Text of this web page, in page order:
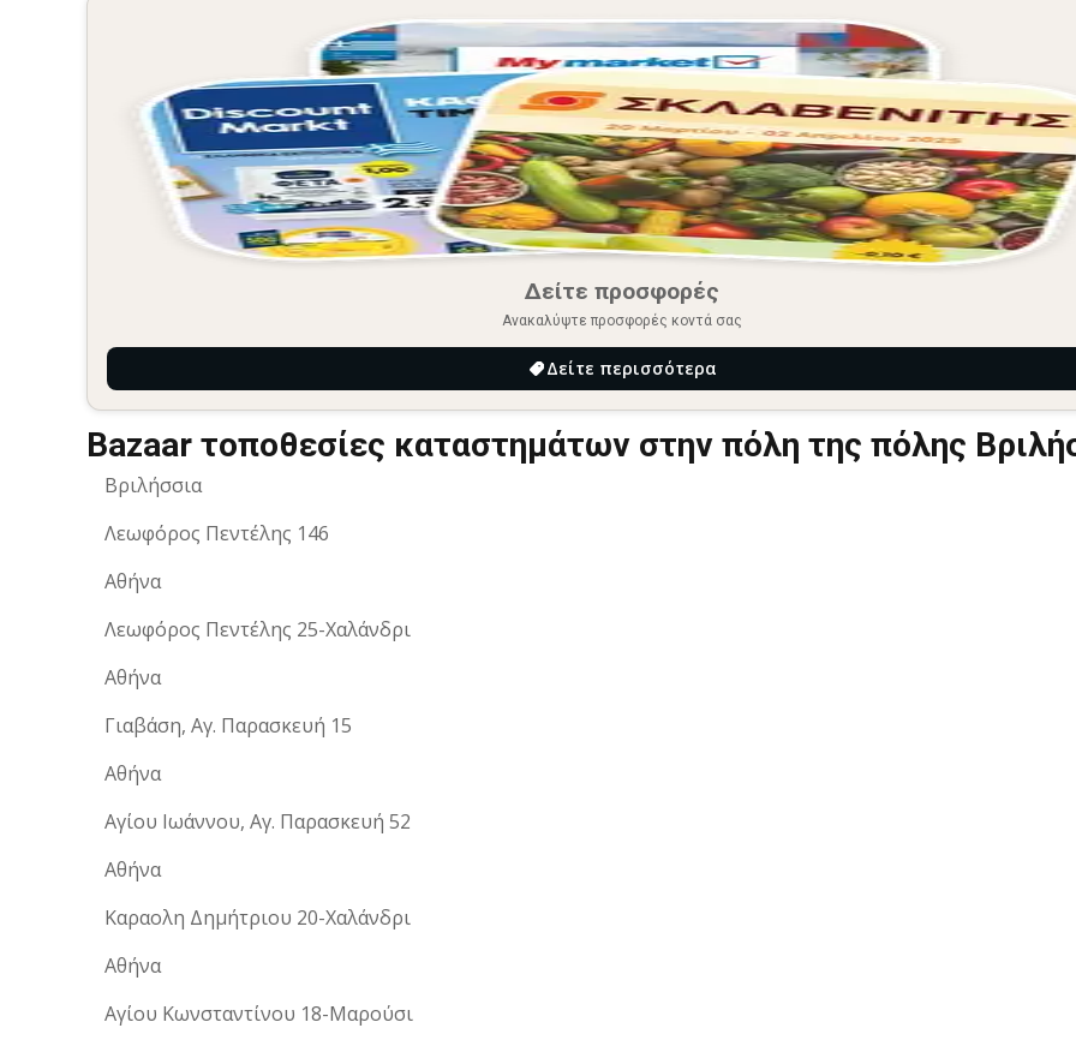
Δείτε προσφορές
Ανακαλύψτε προσφορές κοντά σας
Δείτε περισσότερα
Bazaar τοποθεσίες καταστημάτων στην πόλη της πόλης
Βριλήσσια
Λεωφόρος Πεντέλης 146
Αθήνα
Λεωφόρος Πεντέλης 25-Χαλάνδρι
Αθήνα
Γιαβάση, Αγ. Παρασκευή 15
Αθήνα
Αγίου Ιωάννου, Αγ. Παρασκευή 52
Αθήνα
Καραολη Δημήτριου 20-Χαλάνδρι
Αθήνα
Αγίου Κωνσταντίνου 18-Μαρούσι